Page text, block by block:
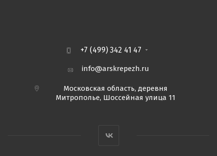
+7 (499) 342 41 47
info@arskrepezh.ru
Московская область, деревня
Митрополье, Шоссейная улица 11